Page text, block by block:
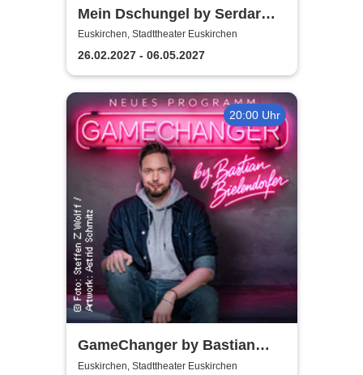
Mein Dschungel by Serdar
Karibik
Euskirchen, Stadttheater Euskirchen
26.02.2027 - 06.05.2027
20:00 Uhr
GameChanger by Bastian
Bielendorfer
Euskirchen, Stadttheater Euskirchen